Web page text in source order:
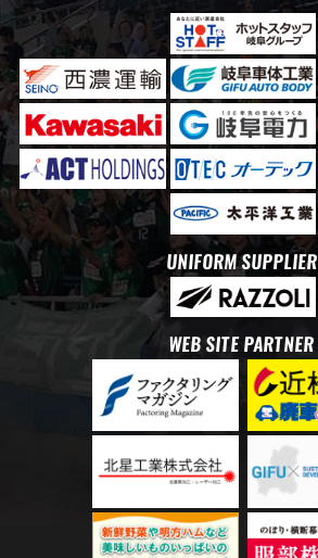
UNIFORM SUPPLIER
WEB SITE PARTNER